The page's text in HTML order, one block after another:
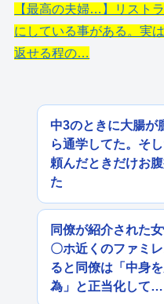
【最高の夫婦…】リスト
にしている事がある。実
返せる程の…
中3のときに大腸が
ら通学してた。そ
頼んだときだけお
た
同僚が紹介された
〇ホ近くのファミ
ると同僚は「中身
為」と正当化して…